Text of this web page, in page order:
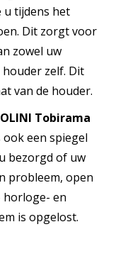
u tijdens het
Dit zorgt voor
zowel uw
zelf. Dit
van de houder.
Tobirama
een spiegel
bezorgd of uw
probleem, open
horloge- en
is opgelost.